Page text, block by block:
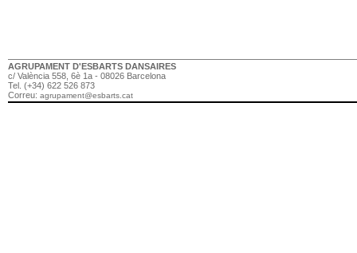
AGRUPAMENT D'ESBARTS DANSAIRES
c/ València 558, 6è 1a - 08026 Barcelona
Tel. (+34) 622 526 873
Correu: agrupament@esbarts.cat